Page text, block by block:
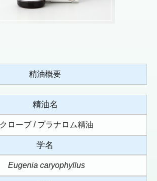
精油概要
精油名
クローブ / プラナロム精油
学名
Eugenia caryophyllus